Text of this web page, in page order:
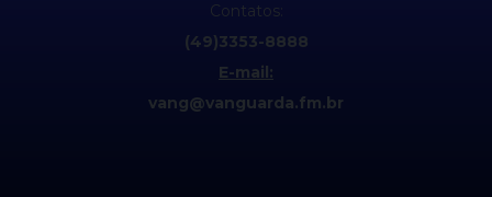
Contatos:
(49)3353-8888
E-mail:
vang@vanguarda.fm.br